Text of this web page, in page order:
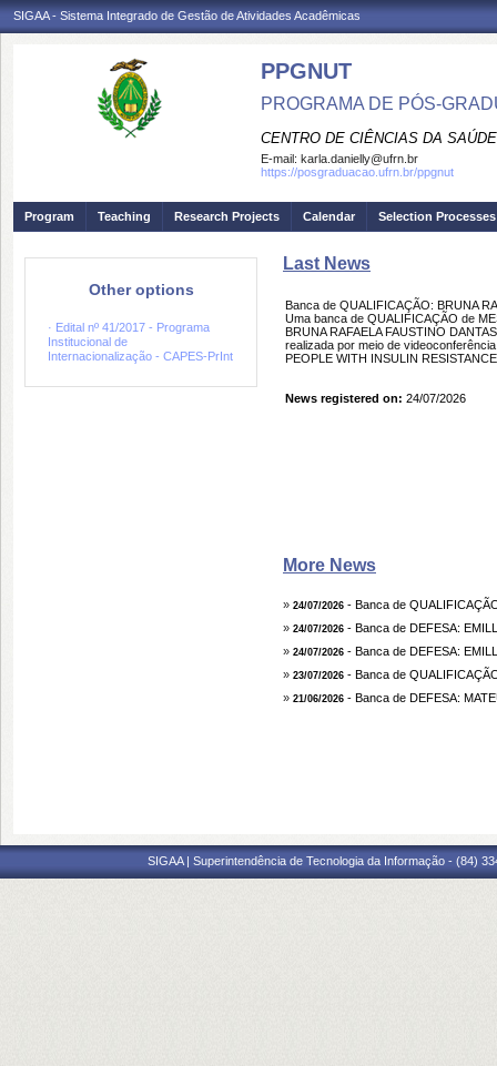
SIGAA - Sistema Integrado de Gestão de Atividades Acadêmicas
PPGNUT
PROGRAMA DE PÓS-
CENTRO DE CIÊNCIAS DA SAÚDE
E-mail: karla.danielly@ufrn.br
https://posgraduacao.ufrn.br/ppgnut
Program Teaching Research Projects Calendar Selection Processes
Other options
· Edital nº 41/2017 - Programa
Institucional de
Internacionalização - CAPES-PrInt
Last News
Banca de QUALIFICAÇÃO: BRUNA
Uma banca de QUALIFICAÇÃO de
BRUNA RAFAELA FAUSTINO
realizada por meio de
PEOPLE WITH INSULIN
News registered on: 24/07/2026
More News
» 24/07/2026 - Banca de
» 24/07/2026 - Banca de DEFESA:
» 24/07/2026 - Banca de DEFESA:
» 23/07/2026 - Banca de
» 21/06/2026 - Banca de DEFESA:
SIGAA | Superintendência de Tecnologia da Informação - (84)